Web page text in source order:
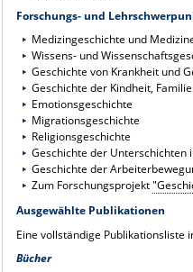
Forschungs- und
Medizingeschichte und
Wissens- und
Geschichte von Krankheit und
Geschichte der Kindheit,
Emotionsgeschichte
Migrationsgeschichte
Religionsgeschichte
Geschichte der Unterschichten
Geschichte der
Zum Forschungsprojekt
Ausgewählte Publikationen
Eine vollständige Publikationsliste
Bücher